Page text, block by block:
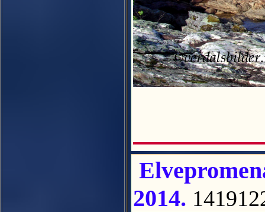
2014.